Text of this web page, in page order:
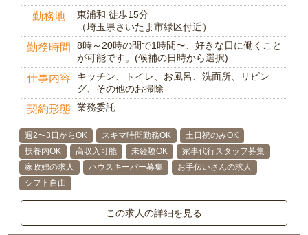
勤務地
東浦和 徒歩15分
（埼玉県さいたま市緑区付近）
勤務時間
8時～20時の間で1時間〜、好きな日に働くこと
が可能です。(候補の日時から選択)
仕事内容
キッチン、トイレ、お風呂、洗面所、リビン
グ、その他のお掃除
契約形態 業務委託
週2〜3日からOK スキマ時間勤務OK
土日祝のみOK
扶養内OK
高収入可能 未経験OK
家事代行スタッフ募集
家政婦の求人
ハウスキーパー募集
お手伝いさんの求人
シフト自由
この求人の詳細を見る